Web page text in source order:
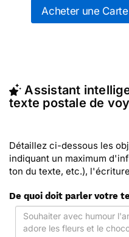
messages de la
voyage") ou partagez
(c'est rapide et pas
propose 19 modèles
Acheter une
Assistant
texte postale de
Détaillez ci-dessous les
indiquant un maximum
ton du texte, etc.),
De quoi doit parler votre